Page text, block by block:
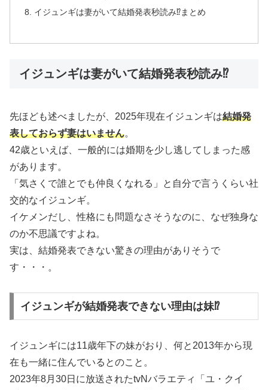
イジュンギは妻がいて結婚発表秒読み⁉まとめ
イジュンギは妻がいて結婚発表秒読み⁉
先ほども述べましたが、2025年現在イジュンギは結婚発
表しておらず妻はいません。
42歳といえば、一般的には婚期を少し逃してしまった感
があります。
「気さくで誰とでも仲良くなれる」と自分で言うくらい社
交的なイジュンギ。
イケメンだし、性格にも問題なさそうなのに、なぜ独身な
のか不思議ですよね。
実は、結婚発表できない驚きの理由がありそうで
す・・・。
イジュンギが結婚発表できない理由は妹⁉
イジュンギには11歳年下の妹がおり、何と2013年から現
在も一緒に住んでいるとのこと。
2023年8月30日に放送されたtvNバラエティ「ユ・クイ